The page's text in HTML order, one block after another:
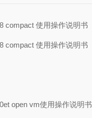
compact 使用操作说明书
compact 使用操作说明书
open vm使用操作说明书